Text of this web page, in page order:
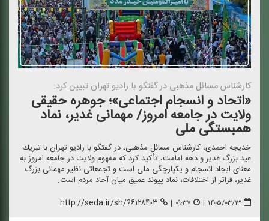
كارشناس مسائل مذهبی در گفتگو با رادیو تهران تبیین كرد:
«اتحاد و انسجام اجتماعی»؛ جوهره حقیقی
ولایت در جامعه امروز/ مهمانی غدیر، نماد
همبستگی ملی
خدیجه احمدی، كارشناس مسائل مذهبی، در گفتگو با رادیو تهران با تبریك
عید بزرگ غدیر و دهه امامت، تأكید كرد كه مفهوم ولایت در جامعه امروز به
معنای ایجاد انسجام و یكپارچگی ملی است و تجمعاتی نظیر مهمانی بزرگ
غدیر، فراتر از اختلافات، نماد پیوند عمیق میان آحاد مردم است.
۱۴۰۵/۰۳/۱۳ | ۰۹:۳۷ | http://seda.ir/sh/?۶۱۲۸۴۰۳